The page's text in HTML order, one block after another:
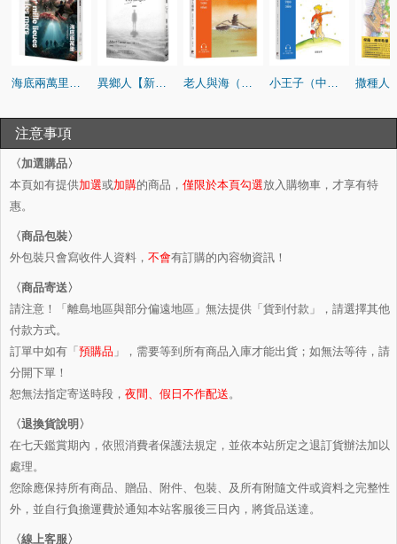
海底兩萬里【法文全譯插圖新版】 異鄉人【新版】 老人與海（中英雙語對照版） 小王子（中英雙語對照版）
注意事項
〈加選購品〉
本頁如有提供加選或加購的商品， 僅限於本頁勾選放入購物車，才享有特
惠。
〈商品包裝〉
外包裝只會寫收件人資料， 不會有訂購的內容物資訊！
〈商品寄送〉
請注意！「離島地區與部分偏遠地區」無法提供「貨到付款」，請選擇其他
付款方式。
訂單中如有「 預購品 」，需要等到所有商品入庫才能出貨；如無法等待，請
分開下單！
恕無法指定寄送時段， 夜間、假日不作配送。
〈退換貨說明〉
在七天鑑賞期內，依照消費者保護法規定，並依本站所定之退訂貨辦法加以
處理。
您除應保持所有商品、贈品、附件、包裝、及所有附隨文件或資料之完整性
外，並自行負擔運費於通知本站客服後三日內，將貨品送達。
〈線上客服〉